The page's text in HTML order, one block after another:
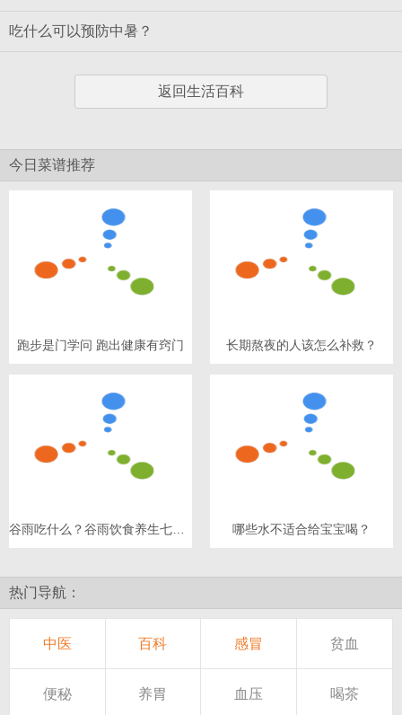
吃什么可以预防中暑？
返回生活百科
今日菜谱推荐
跑步是门学问 跑出健康有窍门 长期熬夜的人该怎么补救？
谷雨吃什么？谷雨饮食养生七原则 哪些水不适合给宝宝喝？
热门导航：
中医 百科 感冒 贫血
便秘 养胃 血压 喝茶